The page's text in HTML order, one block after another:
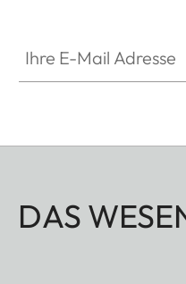
Die Zubehörteile sind
erhältlich: Aluminium,
DAS